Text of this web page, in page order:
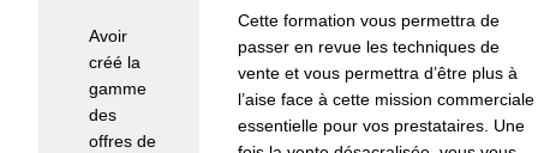
Avoir
créé la
gamme
des
offres de
Cette formation vous permettra de
passer en revue les techniques de
vente et vous permettra d’être plus à
l’aise face à cette mission commerciale
essentielle pour vos prestataires. Une